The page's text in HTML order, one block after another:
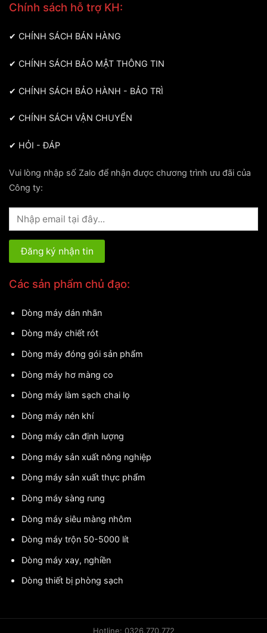
Chính sách hỗ trợ KH:
✔ CHÍNH SÁCH BÁN HÀNG
✔ CHÍNH SÁCH BẢO MẬT THÔNG TIN
✔ CHÍNH SÁCH BẢO HÀNH - BẢO TRÌ
✔ CHÍNH SÁCH VẬN CHUYỂN
✔ HỎI - ĐÁP
Vui lòng nhập số Zalo để nhận được chương trình ưu đãi của
Công ty:
Các sản phẩm chủ đạo:
Dòng máy dán nhãn
Dòng máy chiết rót
Dòng máy đóng gói sản phẩm
Dòng máy hơ màng co
Dòng máy làm sạch chai lọ
Dòng máy nén khí
Dòng máy cân định lượng
Dòng máy sản xuất nông nghiệp
Dòng máy sản xuất thực phẩm
Dòng máy sàng rung
Dòng máy siêu màng nhôm
Dòng máy trộn 50-5000 lít
Dòng máy xay, nghiền
Dòng thiết bị phòng sạch
Hotline: 0326.770.772